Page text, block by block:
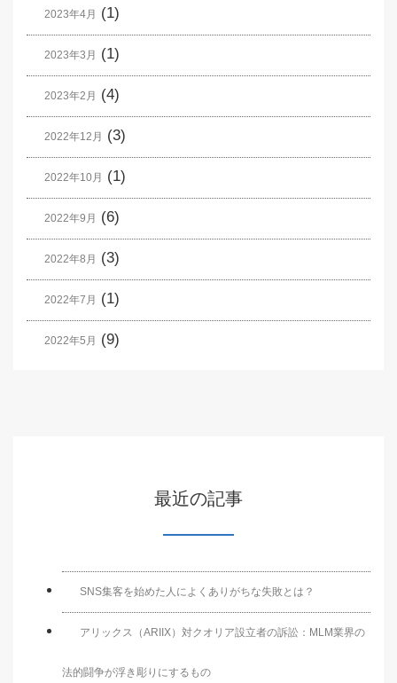
2023年4月 (1)
2023年3月 (1)
2023年2月 (4)
2022年12月 (3)
2022年10月 (1)
2022年9月 (6)
2022年8月 (3)
2022年7月 (1)
2022年5月 (9)
最近の記事
SNS集客を始めた人によくありがちな失敗とは？
アリックス（ARIIX）対クオリア設立者の訴訟：MLM業界の
法的闘争が浮き彫りにするもの